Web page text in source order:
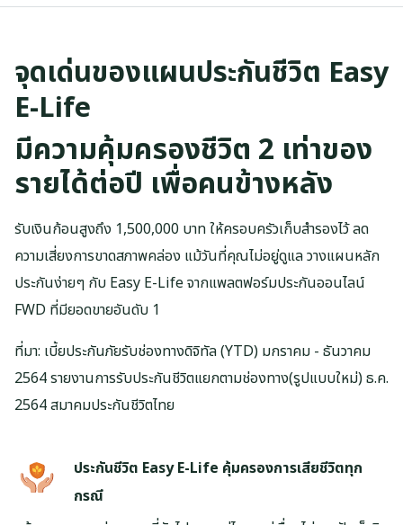
จุดเด่นของแผนประกันชีวิต Easy
E-Life
มีความคุ้มครองชีวิต 2 เท่าของ
รายได้ต่อปี เพื่อคนข้างหลัง
รับเงินก้อนสูงถึง 1,500,000 บาท ให้ครอบครัวเก็บสำรองไว้ ลด
ความเสี่ยงการขาดสภาพคล่อง แม้วันที่คุณไม่อยู่ดูแล วางแผนหลัก
ประกันง่ายๆ กับ Easy E-Life จากแพลตฟอร์มประกันออนไลน์
FWD ที่มียอดขายอันดับ 1
ที่มา: เบี้ยประกันภัยรับช่องทางดิจิทัล (YTD) มกราคม - ธันวาคม
2564 รายงานการรับประกันชีวิตแยกตามช่องทาง(รูปแบบใหม่) ธ.ค.
2564 สมาคมประกันชีวิตไทย
ประกันชีวิต Easy E-Life คุ้มครองการเสียชีวิตทุก
กรณี